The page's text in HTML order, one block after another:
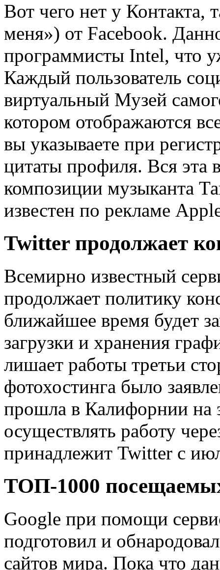
Вот чего нет у Контакта,
меня») от Facebook.
программисты Intel, что
Каждый пользователь
виртуальный Музей
котором отображаются
вы указываете при
цитаты профиля. Вся эта
композиции музыканта
известен по рекламе
Twitter продолжает
Всемирно известный
продолжает политику
ближайшее время будет
загрузки и хранения
лишает работы третьи
фотохостинга было
прошла в Калифорнии на
осуществлять работу
принадлежит Twitter с
ТОП-1000
Google при помощи
подготовил и
сайтов мира. Пока что